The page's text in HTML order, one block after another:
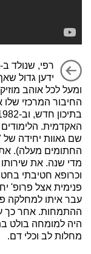
ומעל לכל אוהב
החיבור המרכזי שלו
האקדמית.
שם גאוות יחידה
החתומים מעלה). את
פנימית אצל פרופ'
עבר איתו למחלקה
ההתמחות. אחר כך
היה למומחה בולט
מחלות לב וכלי דם.